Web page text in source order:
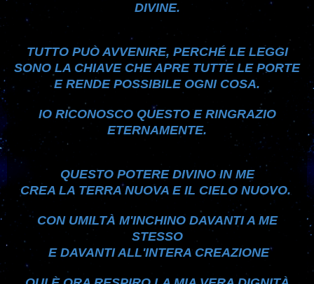
DIVINE.
TUTTO PUÒ AVVENIRE, PERCHÉ LE LEGGI
SONO LA CHIAVE CHE APRE TUTTE LE PORTE
E RENDE POSSIBILE OGNI COSA.
IO RICONOSCO QUESTO E RINGRAZIO
ETERNAMENTE.
QUESTO POTERE DIVINO IN ME
CREA LA TERRA NUOVA E IL CIELO NUOVO.
CON UMILTÀ M'INCHINO DAVANTI A ME
STESSO
E DAVANTI ALL'INTERA CREAZIONE